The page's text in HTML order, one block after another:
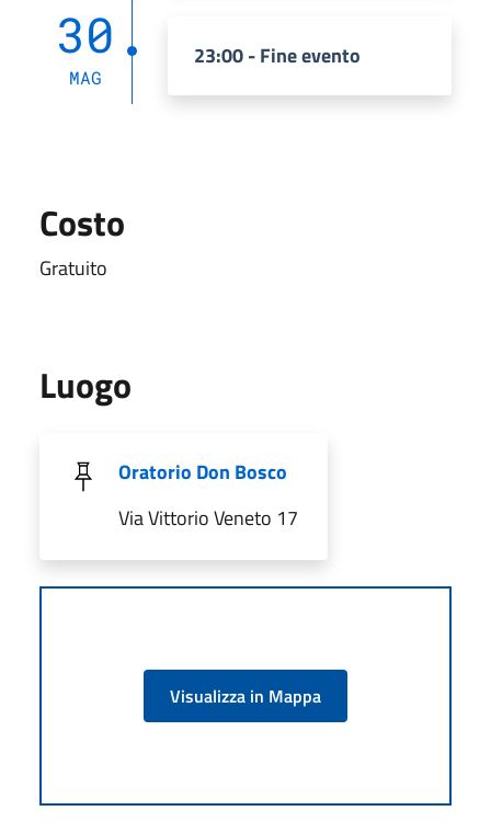
30
MAG
23:00 - Fine evento
Costo
Gratuito
Luogo
Oratorio Don Bosco
Via Vittorio Veneto 17
Visualizza in Mappa